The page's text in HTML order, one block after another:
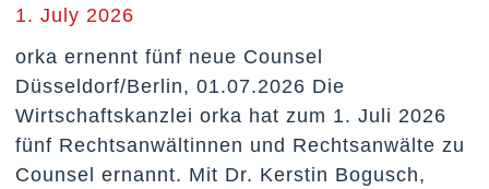
1. July 2026
orka ernennt fünf neue Counsel
Düsseldorf/Berlin, 01.07.2026 Die
Wirtschaftskanzlei orka hat zum 1. Juli 2026
fünf Rechtsanwältinnen und Rechtsanwälte zu
Counsel ernannt. Mit Dr. Kerstin Bogusch,